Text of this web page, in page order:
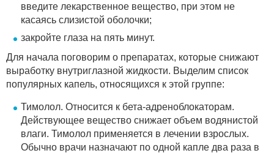
введите лекарственное вещество, при этом не
касаясь слизистой оболочки;
закройте глаза на пять минут.
Для начала поговорим о препаратах, которые снижают
выработку внутриглазной жидкости. Выделим список
популярных капель, относящихся к этой группе:
Тимолол. Относится к бета-адреноблокаторам.
Действующее вещество снижает объем водянистой
влаги. Тимолол применяется в лечении взрослых.
Обычно врачи назначают по одной капле два раза в